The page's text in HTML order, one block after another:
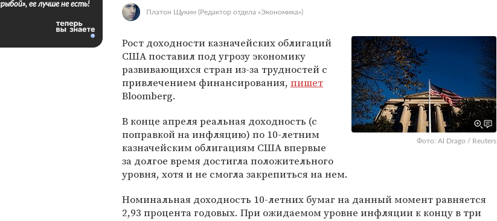
Платон Щукин (Редактор отдела «Экономика»)
Фото: Al Drago / Reuters
Рост доходности казначейских облигаций
США поставил под угрозу экономику
развивающихся стран из-за трудностей с
привлечением финансирования, пишет
Bloomberg.
В конце апреля реальная доходность (с
поправкой на инфляцию) по 10-летним
казначейским облигациям США впервые
за долгое время достигла положительного
уровня, хотя и не смогла закрепиться на нем.
Номинальная доходность 10-летних бумаг на данный момент равняется
2,93 процента годовых. При ожидаемом уровне инфляции к концу в три
ее лучше не есть!